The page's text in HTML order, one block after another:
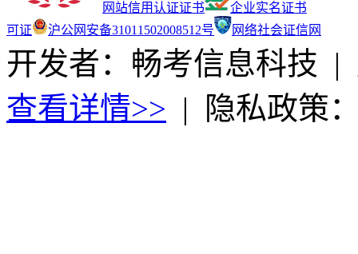
网站信用认证证书
企业实名证书
可证
沪公网安备31011502008512号 网络社会证信网
开发者：畅考信息科技 |
查看详情>> | 隐私政策